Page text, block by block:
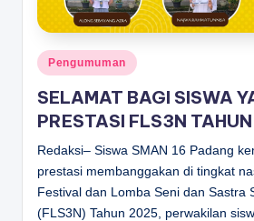
Posted
in
Pengumuman
SELAMAT BAGI SISWA
PRESTASI FLS3N
Redaksi– Siswa SMAN 16 Padang
prestasi membanggakan di tingkat
Festival dan Lomba Seni dan Sastra
(FLS3N) Tahun 2025, perwakilan